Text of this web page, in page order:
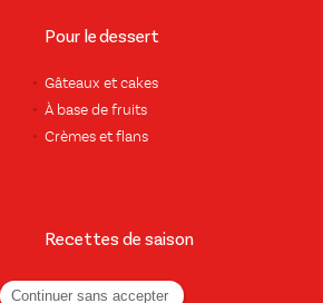
Pour le dessert
Gâteaux et cakes
À base de fruits
Crèmes et flans
Recettes de saison
Printemps